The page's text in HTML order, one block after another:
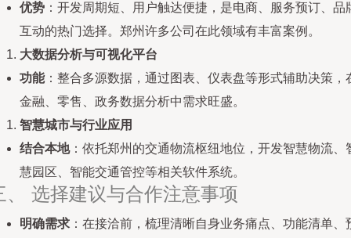
优势 ：开发周期短、用户触达便捷，是电商、服务预订、品
互动的热门选择。郑州许多公司在此领域有丰富案例。
大数据分析与可视化平台
功能：整合多源数据，通过图表、仪表盘等形式辅助决策，
金融、零售、政务数据分析中需求旺盛。
智慧城市与行业应用
结合本地：依托郑州的交通物流枢纽地位，开发智慧物流、
慧园区、智能交通管控等相关软件系统。
、 选择建议与合作注意事项
明确需求 ：在接洽前，梳理清晰自身业务痛点、功能清单、